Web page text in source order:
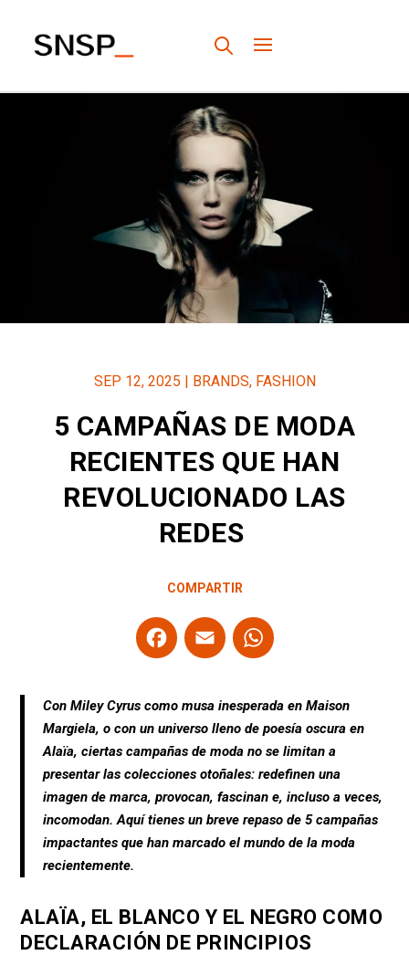
5 CAMPAÑAS DE MODA
RECIENTES QUE HAN
REVOLUCIONADO LAS
REDES
SEP 12, 2025 | BRANDS, FASHION
COMPARTIR
F
a
b
o
o
k
E
m
W
s
A
p
p
Con Miley Cyrus como musa inesperada en Maison
Margiela, o con un universo lleno de poesía oscura en
Alaïa, ciertas campañas de moda no se limitan a
presentar las colecciones otoñales: redefinen una
imagen de marca, provocan, fascinan e, incluso a veces,
incomodan. Aquí tienes un breve repaso de 5 campañas
impactantes que han marcado el mundo de la moda
recientemente.
ALAÏA, EL BLANCO Y EL NEGRO COMO
DECLARACIÓN DE PRINCIPIOS